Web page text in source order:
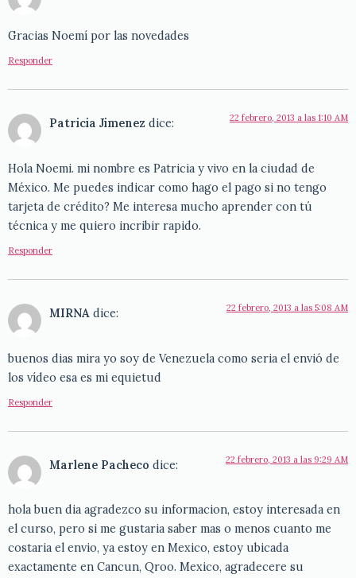
Gracias Noemí por las novedades
Responder
Patricia Jimenez dice: 22 febrero, 2013 a las 1:10 AM
Hola Noemi. mi nombre es Patricia y vivo en la ciudad de
México. Me puedes indicar como hago el pago si no tengo
tarjeta de crédito? Me interesa mucho aprender con tú
técnica y me quiero incribir rapido.
Responder
MIRNA dice: 22 febrero, 2013 a las 5:08 AM
buenos dias mira yo soy de Venezuela como seria el envió de
los vídeo esa es mi equietud
Responder
Marlene Pacheco dice: 22 febrero, 2013 a las 9:29 AM
hola buen dia agradezco su informacion, estoy interesada en
el curso, pero si me gustaria saber mas o menos cuanto me
costaria el envio, ya estoy en Mexico, estoy ubicada
exactamente en Cancun, Qroo. Mexico, agradecere su